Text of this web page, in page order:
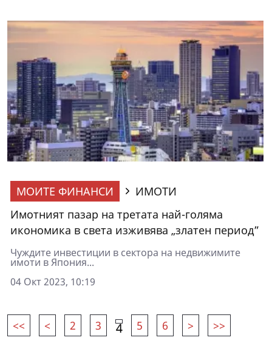
МОИТЕ ФИНАНСИ
ИМОТИ
Имотният пазар на третата най-голяма
икономика в света изживява „златен период”
Чуждите инвестиции в сектора на недвижимите
имоти в Япония...
04 Окт 2023, 10:19
<< < 2 3 4 5 6 > >>